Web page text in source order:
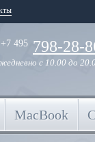
+7 495 798-28-
с 10.00 до
MacBook